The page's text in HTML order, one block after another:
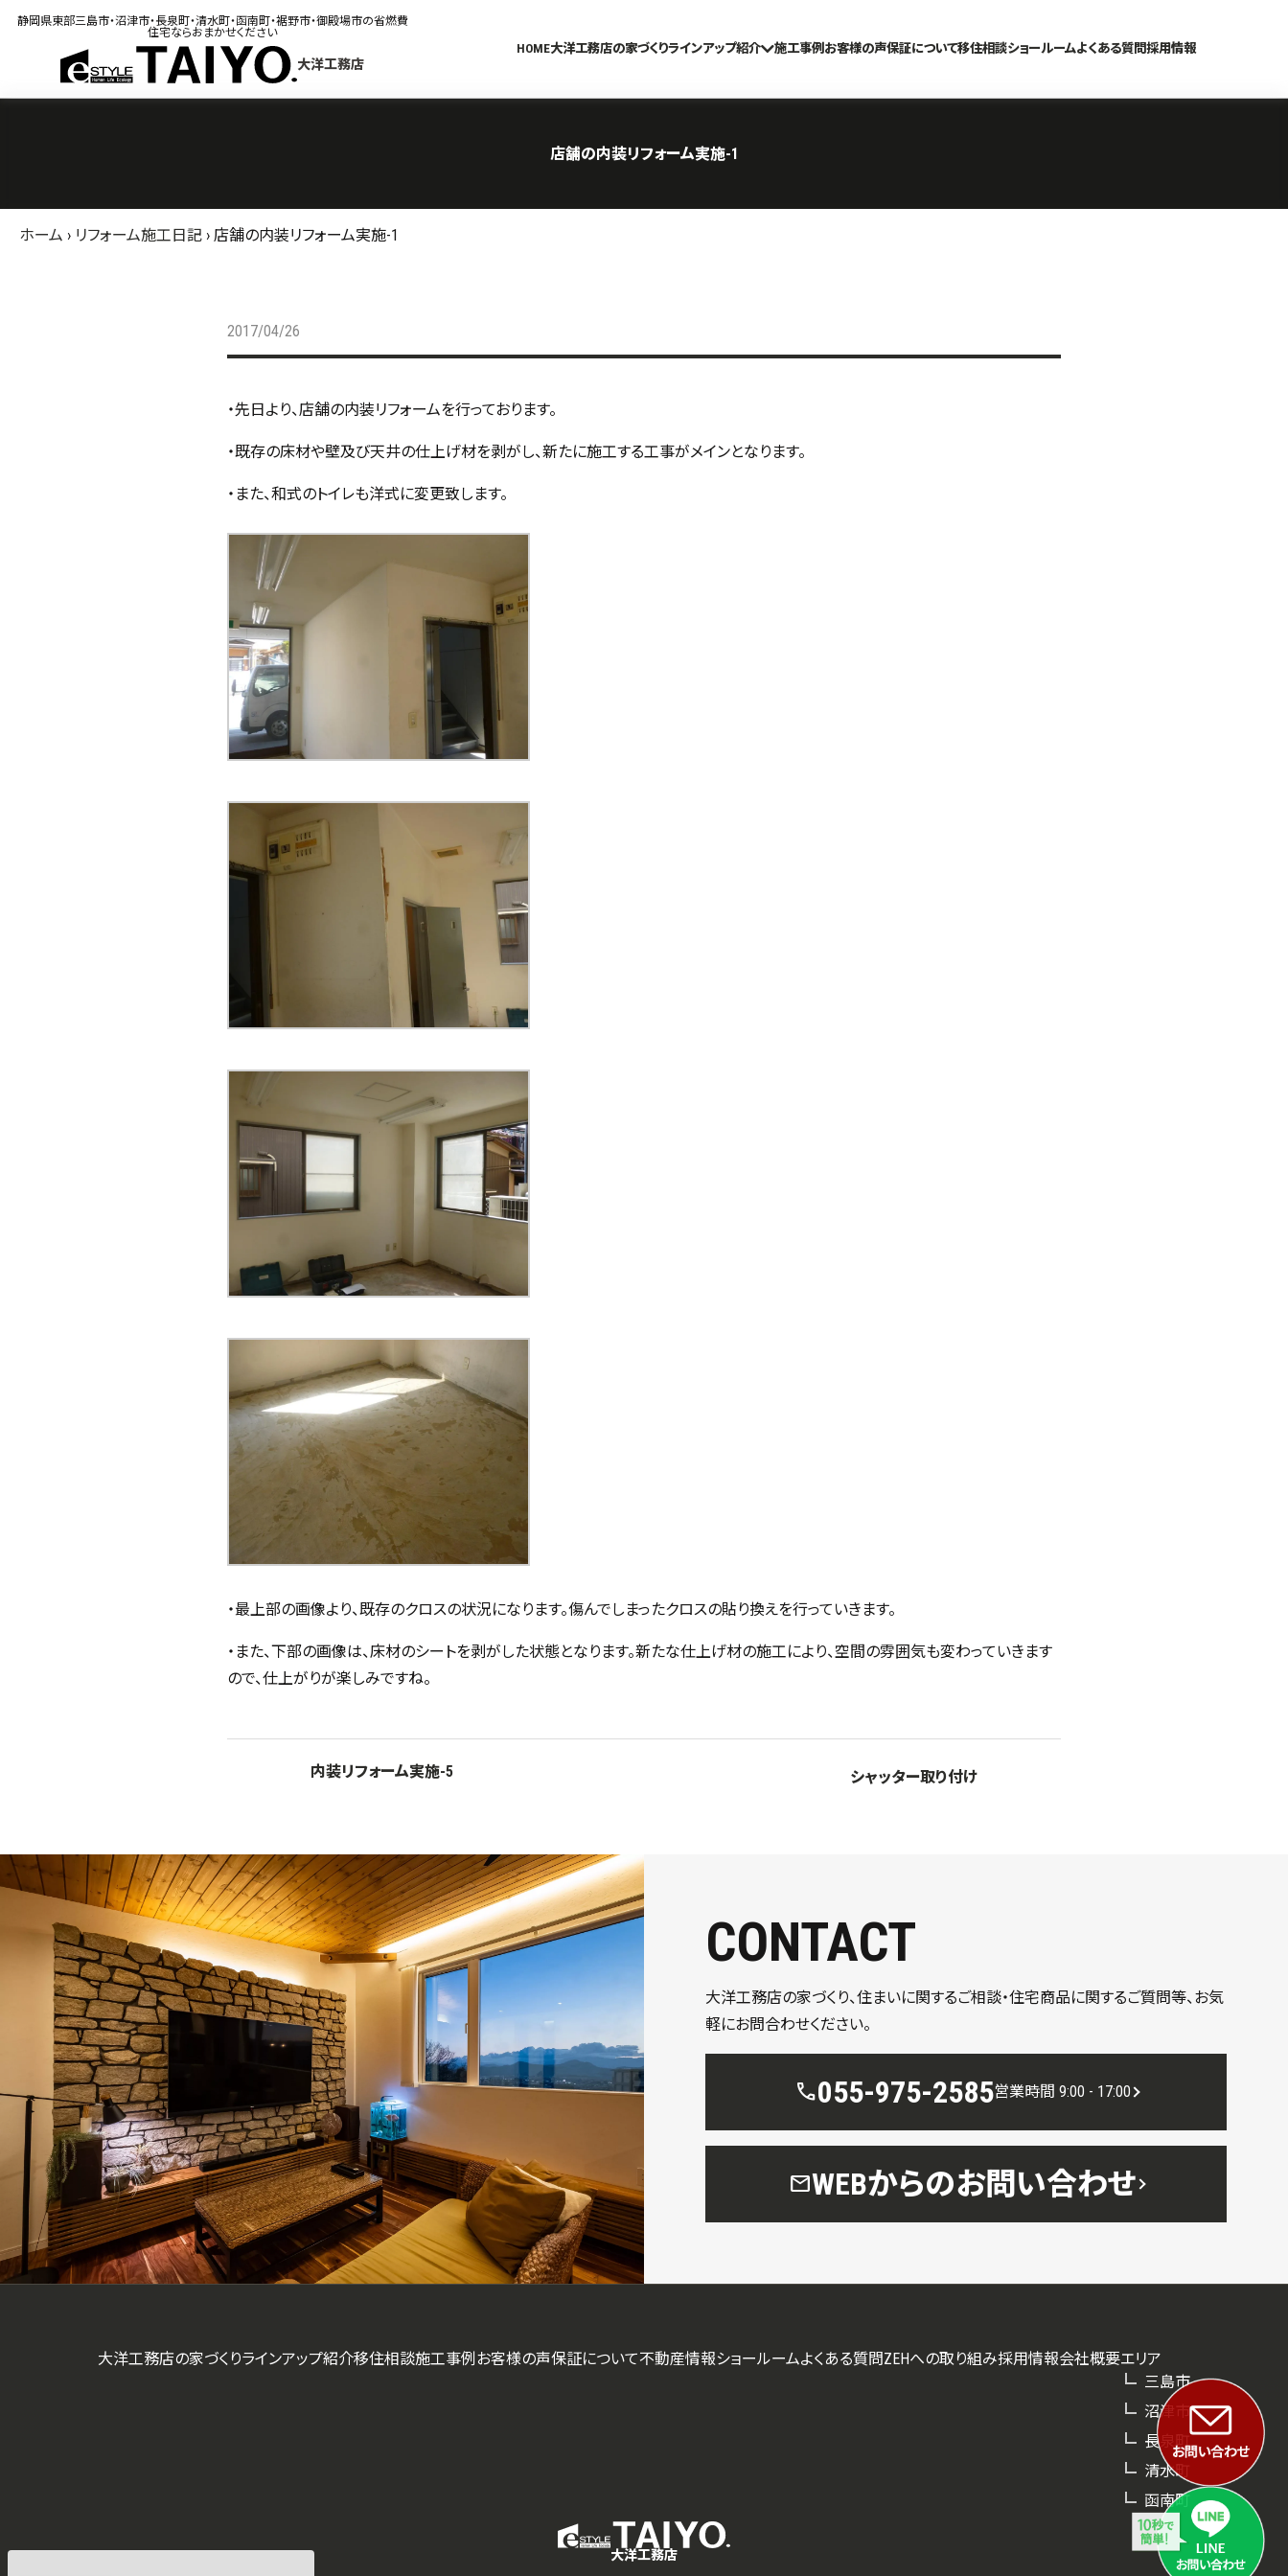
静岡県東部三島市・沼津市・長泉町・清水町・函南町・裾野市・御殿場市の省燃費
住宅ならおまかせください
大洋工務店
HOME大洋工務店の家づくりラインアップ紹介 施工事例 お客様の声保証について移住相談ショールームよくある質問採用情報
店舗の内装リフォーム実施-1
ホーム › リフォーム施工日記 › 店舗の内装リフォーム実施-1
2017/04/26
・先日より、店舗の内装リフォームを行っております。
・既存の床材や壁及び天井の仕上げ材を剥がし、新たに施工する工事がメインとなります。
・また、和式のトイレも洋式に変更致します。
・最上部の画像より、既存のクロスの状況になります。傷んでしまったクロスの貼り換えを行っていきます。
・また、下部の画像は、床材のシートを剥がした状態となります。新たな仕上げ材の施工により、空間の雰囲気も変わっていきます
ので、仕上がりが楽しみですね。
内装リフォーム実施-5 シャッター取り付け
CONTACT
大洋工務店の家づくり、住まいに関するご相談・住宅商品に関するご質問等、お気
軽にお問合わせください。
call055-975-2585営業時間 9:00 - 17:00
mailWEBからのお問い合わせ
大洋工務店
大洋工務店の家づくりラインアップ紹介移住相談施工事例 お客様の声保証について不動産情報ショールームよくある質問ZEHへの取り組み採用情報会社概要エリア
三島市
沼津市
長泉町
清水町
函南町